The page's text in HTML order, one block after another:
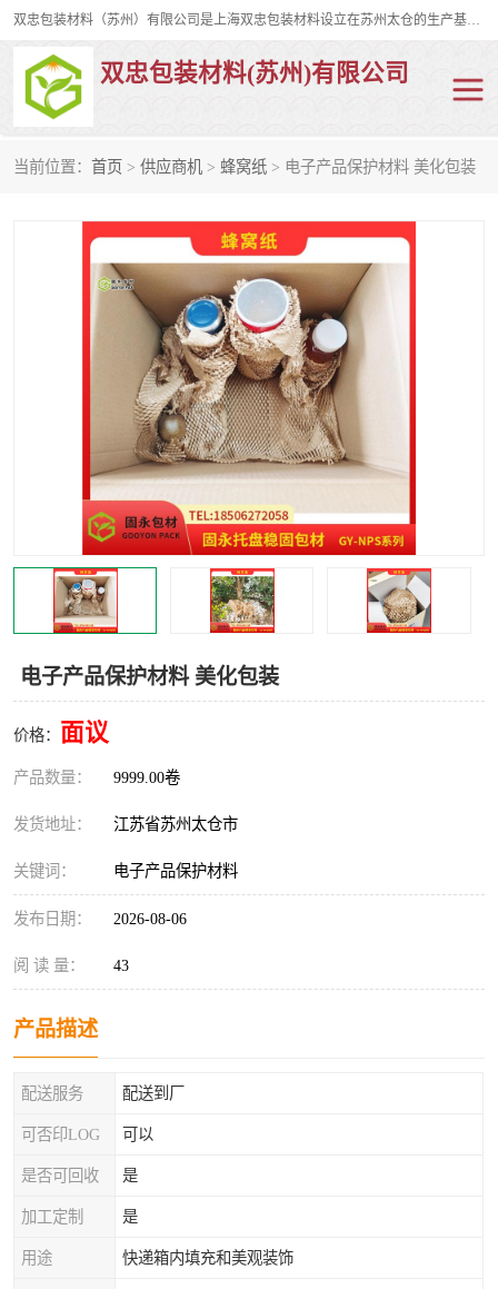
双忠包装材料（苏州）有限公司是上海双忠包装材料设立在苏州太仓的生产基地，占地约2万平米，产品主要有打孔缠绕膜，拉伸蜂窝纸，集装箱充气袋，滑托板，打包带，裹包网兜，防滑纸等箱体和托盘的运输和保护性包材。固永包材®，GooYon Pack®，是我们保护性包装材料的专属品牌。
双忠包装材料(苏州)有限公司
当前位置： 首页 > 供应商机 > 蜂窝纸 > 电子产品保护材料 美化包装
电子产品保护材料 美化包装
价格： 面议
产品数量： 9999.00卷
发货地址： 江苏省苏州太仓市
关键词： 电子产品保护材料
发布日期： 2026-08-06
阅 读 量： 43
产品描述
配送服务 配送到厂
可否印LOG 可以
是否可回收 是
加工定制 是
用途 快递箱内填充和美观装饰
裹包网兜 纤维打包带
充气袋
缠绕膜
托盘裹包网兜
托盘捆绑带